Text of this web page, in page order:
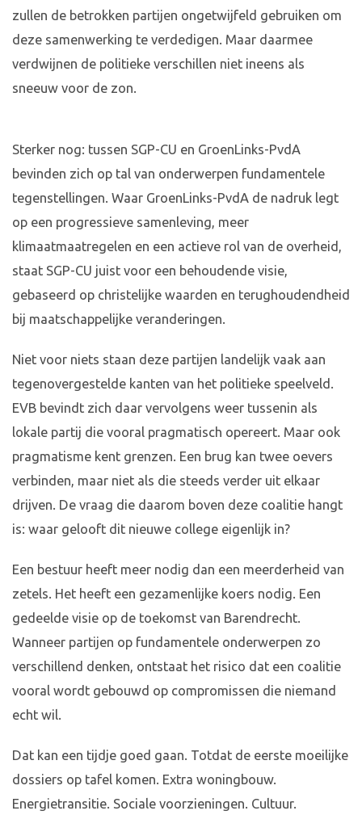
zullen de betrokken partijen ongetwijfeld gebruiken om
deze samenwerking te verdedigen. Maar daarmee
verdwijnen de politieke verschillen niet ineens als
sneeuw voor de zon.
Sterker nog: tussen SGP-CU en GroenLinks-PvdA
bevinden zich op tal van onderwerpen fundamentele
tegenstellingen. Waar GroenLinks-PvdA de nadruk legt
op een progressieve samenleving, meer
klimaatmaatregelen en een actieve rol van de overheid,
staat SGP-CU juist voor een behoudende visie,
gebaseerd op christelijke waarden en terughoudendheid
bij maatschappelijke veranderingen.
Niet voor niets staan deze partijen landelijk vaak aan
tegenovergestelde kanten van het politieke speelveld.
EVB bevindt zich daar vervolgens weer tussenin als
lokale partij die vooral pragmatisch opereert. Maar ook
pragmatisme kent grenzen. Een brug kan twee oevers
verbinden, maar niet als die steeds verder uit elkaar
drijven. De vraag die daarom boven deze coalitie hangt
is: waar gelooft dit nieuwe college eigenlijk in?
Een bestuur heeft meer nodig dan een meerderheid van
zetels. Het heeft een gezamenlijke koers nodig. Een
gedeelde visie op de toekomst van Barendrecht.
Wanneer partijen op fundamentele onderwerpen zo
verschillend denken, ontstaat het risico dat een coalitie
vooral wordt gebouwd op compromissen die niemand
echt wil.
Dat kan een tijdje goed gaan. Totdat de eerste moeilijke
dossiers op tafel komen. Extra woningbouw.
Energietransitie. Sociale voorzieningen. Cultuur.